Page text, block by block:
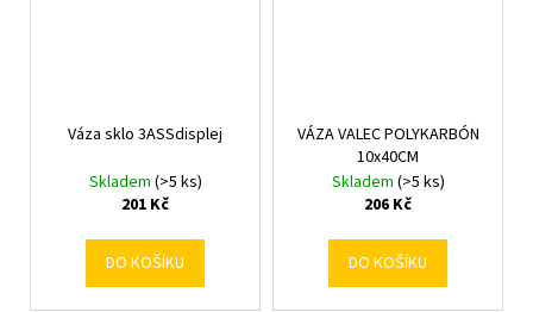
Váza sklo 3ASSdisplej
Skladem (>5 ks)
201 Kč
DO KOŠÍKU
VÁZA VALEC POLYKARBÓN
10x40CM
Skladem (>5 ks)
206 Kč
DO KOŠÍKU